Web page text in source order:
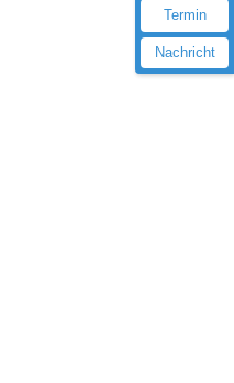
Termin
Nachricht